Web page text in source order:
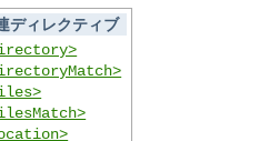
ディレクティブ